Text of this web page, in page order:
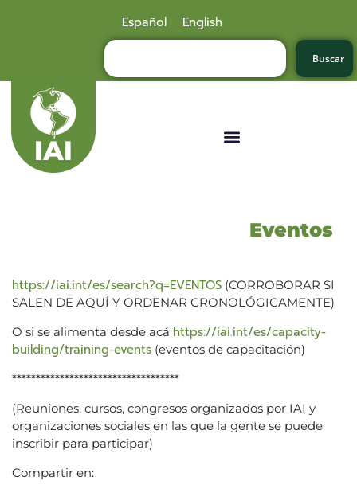
Español English
Buscar
Eventos
https://iai.int/es/search?q=EVENTOS (CORROBORAR SI
SALEN DE AQUÍ Y ORDENAR CRONOLÓGICAMENTE)
O si se alimenta desde acá https://iai.int/es/capacity-
building/training-events (eventos de capacitación)
***********************************
(Reuniones, cursos, congresos organizados por IAI y
organizaciones sociales en las que la gente se puede
inscribir para participar)
Compartir en: